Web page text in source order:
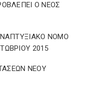
Ο ΝΕΟΣ
ΝΟΜΟ
2015
ΝΕΟΥ